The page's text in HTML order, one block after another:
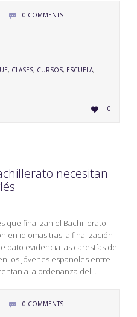
 0 COMMENTS
, CLASES, CURSOS, ESCUELA,
 LOVE
IT0
necesitan
que finalizan el Bachillerato
en idiomas tras la finalización
dato evidencia las carestías de
los jóvenes españoles entre
a la ordenanza del…
 0 COMMENTS